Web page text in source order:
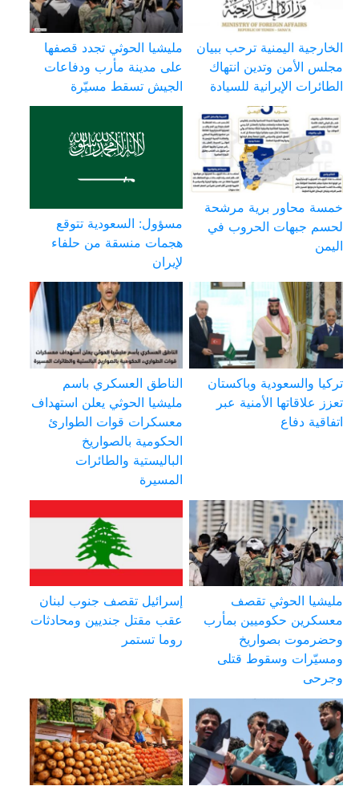
الخارجية اليمنية ترحب ببيان
مجلس الأمن وتدين انتهاك
الطائرات الإيرانية للسيادة
مليشيا الحوثي تجدد قصفها
على مدينة مأرب ودفاعات
الجيش تسقط مسيّرة
خمسة محاور برية مرشحة
لحسم جبهات الحروب في
اليمن
مسؤول: السعودية تتوقع
هجمات منسقة من حلفاء
لإيران
تركيا والسعودية وباكستان
تعزز علاقاتها الأمنية عبر
اتفاقية دفاع
الناطق العسكري باسم
مليشيا الحوثي يعلن استهداف
معسكرات قوات الطوارئ
الحكومية بالصواريخ
الباليستية والطائرات
المسيرة
مليشيا الحوثي تقصف
معسكرين حكوميين بمأرب
وحضرموت بصواريخ
ومسيّرات وسقوط قتلى
وجرحى
إسرائيل تقصف جنوب لبنان
عقب مقتل جنديين ومحادثات
روما تستمر